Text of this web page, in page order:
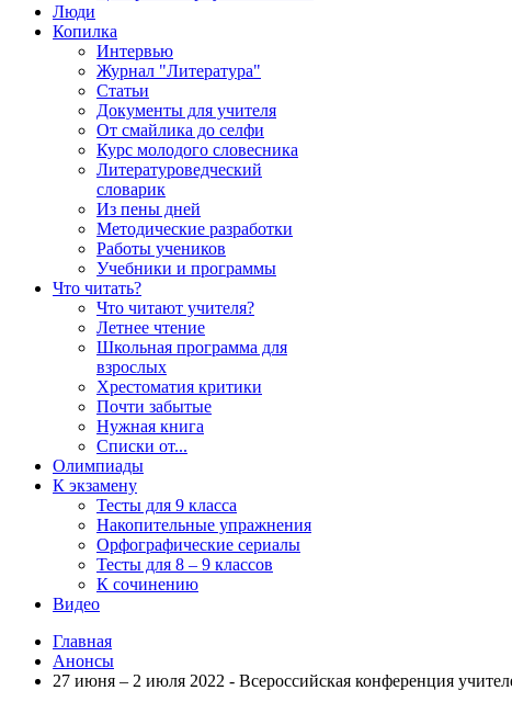
Люди
Копилка
Интервью
Журнал "Литература"
Статьи
Документы для учителя
От смайлика до селфи
Курс молодого словесника
Литературоведческий
словарик
Из пены дней
Методические разработки
Работы учеников
Учебники и программы
Что читать?
Что читают учителя?
Летнее чтение
Школьная программа для
взрослых
Хрестоматия критики
Почти забытые
Нужная книга
Списки от...
Олимпиады
К экзамену
Тесты для 9 класса
Накопительные упражнения
Орфографические сериалы
Тесты для 8 – 9 классов
К сочинению
Видео
Главная
Анонсы
27 июня – 2 июля 2022 - Всероссийская конференция